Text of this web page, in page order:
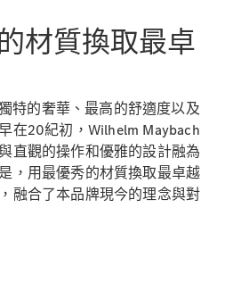
材質換取最卓
特的奢華、最高的舒適度以及
在20紀初，Wilhelm Maybach
直觀的操作和優雅的設計融為
，用最優秀的材質換取最卓越
融合了本品牌現今的理念與對